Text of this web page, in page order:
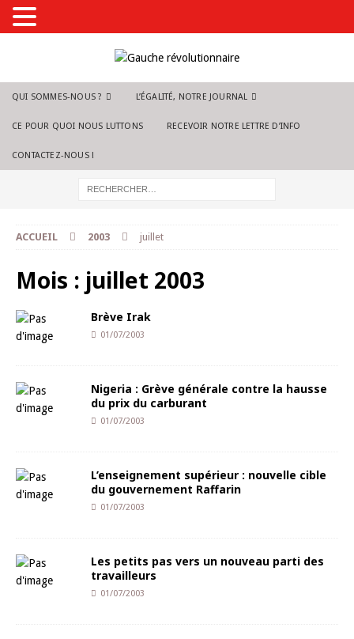
QUI SOMMES-NOUS ? L’ÉGALITÉ, NOTRE JOURNAL
CE POUR QUOI NOUS LUTTONS RECEVOIR NOTRE LETTRE D’INFO
CONTACTEZ-NOUS !
ACCUEIL 2003 juillet
Mois : juillet 2003
Brève Irak
01/07/2003
Nigeria : Grève générale contre la hausse
du prix du carburant
01/07/2003
L’enseignement supérieur : nouvelle cible
du gouvernement Raffarin
01/07/2003
Les petits pas vers un nouveau parti des
travailleurs
01/07/2003